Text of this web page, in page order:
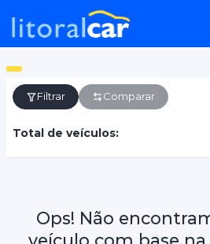
Filtrar Comparar
Total de veículos:
Ops! Não
veículo com base na